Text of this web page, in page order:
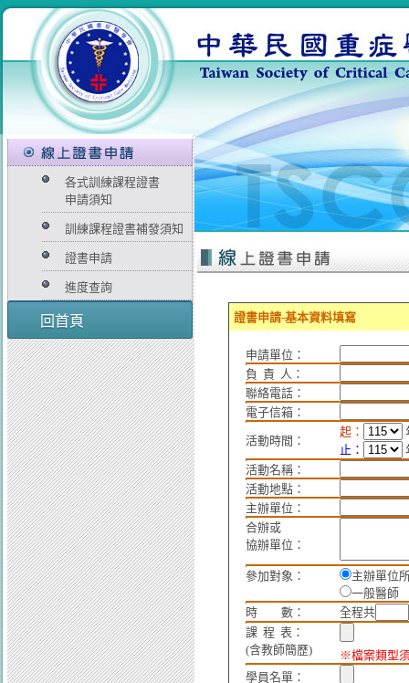
各式訓練課程證書
申請須知
訓練課程證書補發須知
證書申請
進度查詢
回首頁 證書申請-基本資料填寫
申請單位：
負 責 人：
聯絡電話：
電子信箱：
活動時間：
起：
止：
活動名稱：
活動地點：
主辦單位：
合辦或
協辦單位：
參加對象：
主辦單位
一般醫師
時 數：
全程共
課 程 表：
(含教師簡歷)
※檔案類型
學員名單：